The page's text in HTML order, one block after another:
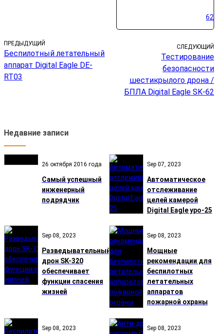
ПРЕДЫДУЩИЙ
Беспилотный летательный
аппарат Digital Eagle DE-
RT03
СЛЕДУЮЩИЙ
Тестирование
безопасности
шестикрылого дрона /
БПЛА Digital Eagle SK-62
Недавние записи
26 октября 2016 года
Самый успешный
инженерный
подрядчик
Sep 07, 2023
Автоматическое
отслеживание
целей камерой
Digital Eagle ypo-25
Sep 08, 2023
Разведывательный
дрон SK-320
обеспечивает
функции спасения
жизней
Sep 08, 2023
Мощные
рекомендации для
беспилотных
летательных
аппаратов
пожарной охраны
Sep 08, 2023 Sep 08, 2023